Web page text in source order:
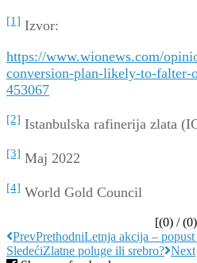
[1] Izvor:
https://www.wionews.com/
conversion-plan-likely-to-
453067
[2] Istanbulska rafinerija zlata
[3] Maj 2022
[4] World Gold Council
[(0) / (0
PrevPrethodniLetnja akcija –
SledećiZlatne poluge ili srebro? Next